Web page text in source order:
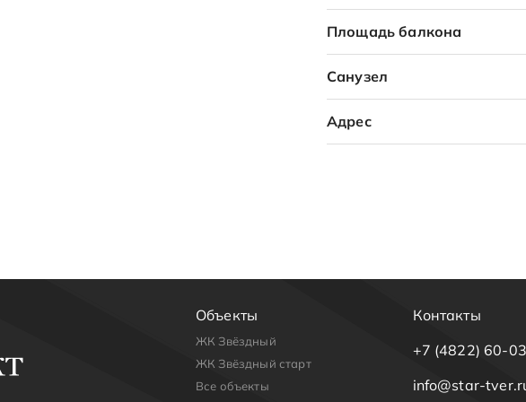
Площадь балкона
Санузел
Адрес
Объекты
ЖК Звёздный
ЖК Звёздный старт
Все объекты
Контакты
+7 (4822) 60-
info@star-